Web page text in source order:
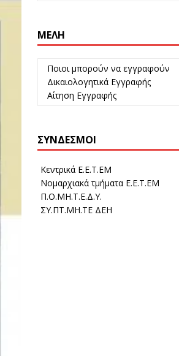
ΜΈΛΗ
Ποιοι μπορούν να εγγραφούν
Δικαιολογητικά Εγγραφής
Αίτηση Εγγραφής
ΣΎΝΔΕΣΜΟΙ
Κεντρικά Ε.Ε.Τ.ΕΜ
Νομαρχιακά τμήματα Ε.Ε.Τ.ΕΜ
Π.Ο.ΜΗ.Τ.Ε.Δ.Υ.
ΣΥ.ΠΤ.ΜΗ.ΤΕ ΔΕΗ